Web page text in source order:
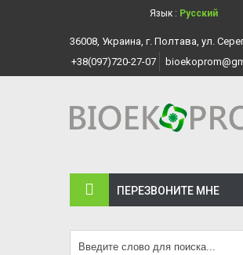
Язык : Русский
36008, Украина, г. Полтава, ул.
+38(097)720-27-07
ПЕРЕЗВОНИТЕ МНЕ